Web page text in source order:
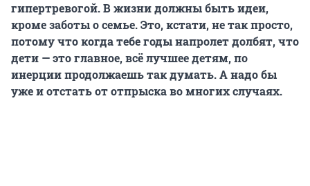
гипертревогой. В жизни должны быть идеи,
кроме заботы о семье. Это, кстати, не так просто,
потому что когда тебе годы напролет долбят, что
дети — это главное, всё лучшее детям, по
инерции продолжаешь так думать. А надо бы
уже и отстать от отпрыска во многих случаях.